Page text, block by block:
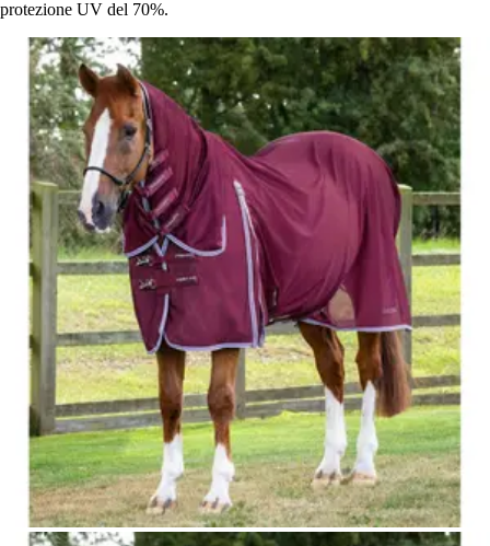
protezione UV del 70%.